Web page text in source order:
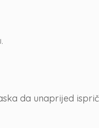
da unaprijed